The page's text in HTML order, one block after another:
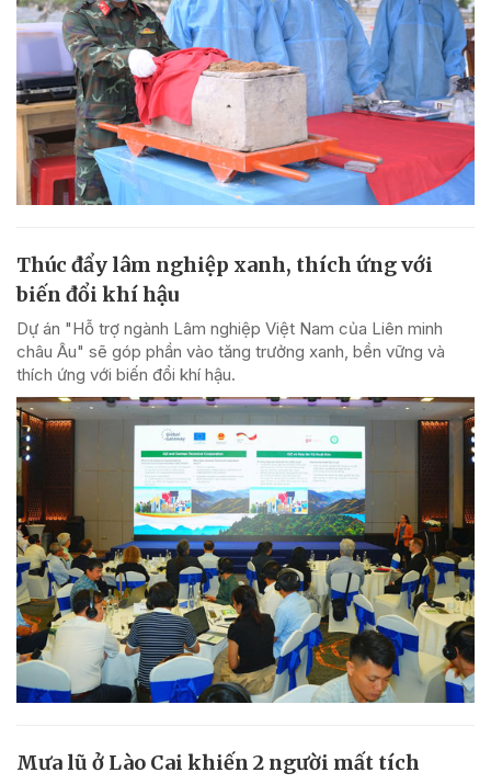
Thúc đẩy lâm nghiệp xanh, thích ứng với
biến đổi khí hậu
Dự án "Hỗ trợ ngành Lâm nghiệp Việt Nam của Liên minh
châu Âu" sẽ góp phần vào tăng trưởng xanh, bền vững và
thích ứng với biến đổi khí hậu.
Mưa lũ ở Lào Cai khiến 2 người mất tích